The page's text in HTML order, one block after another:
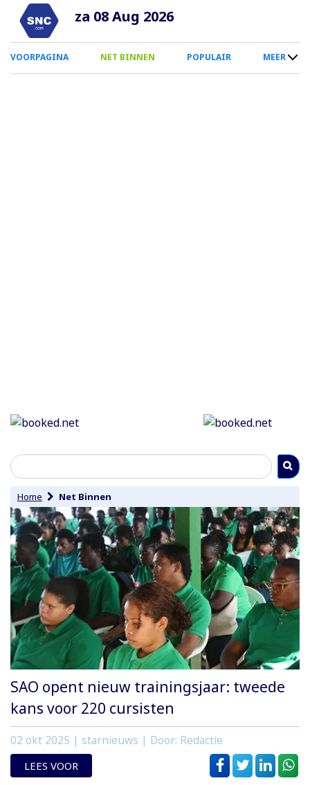
Overslaan
naar
inhoud
za 08 Aug 2026
0
Smartphone
VOORPAGINA NET BINNEN POPULAIR MEER
Home Net Binnen
SAO opent nieuw trainingsjaar: tweede
kans voor 220 cursisten
02 okt 2025 | starnieuws | Door: Redactie
LEES VOOR